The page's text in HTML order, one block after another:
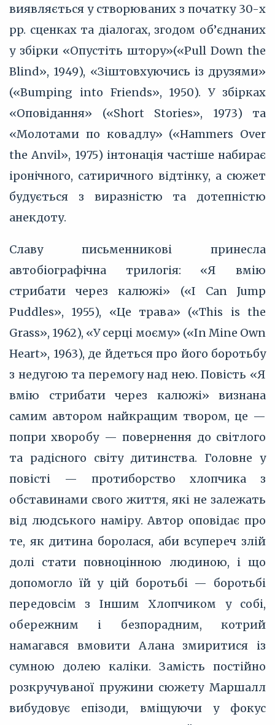
виявляється у створюваних з початку 30-х
pp. сценках та діалогах, згодом об’єднаних
у збірки «Опустіть штору»(«Pull Down the
Blind», 1949), «Зіштовхуючись із друзями»
(«Bumping into Friends», 1950). У збірках
«Оповідання» («Short Stories», 1973) та
«Молотами по ковадлу» («Hammers Over
the Anvil», 1975) інтонація частіше набирає
іронічного, сатиричного відтінку, а сюжет
будується з виразністю та дотепністю
анекдоту.
Славу письменникові принесла
автобіографічна трилогія: «Я вмію
стрибати через калюжі» («І Can Jump
Puddles», 1955), «Це трава» («This is the
Grass», 1962), «У серці моєму» («In Mine Own
Heart», 1963), де йдеться про його боротьбу
з недугою та перемогу над нею. Повість «Я
вмію стрибати через калюжі» визнана
самим автором найкращим твором, це —
попри хворобу — повернення до світлого
та радісного світу дитинства. Головне у
повісті — протиборство хлопчика з
обставинами свого життя, які не залежать
від людського наміру. Автор оповідає про
те, як дитина боролася, аби всупереч злій
долі стати повноцінною людиною, і що
допомогло їй у цій боротьбі — боротьбі
передовсім з Іншим Хлопчиком у собі,
обережним і безпорадним, котрий
намагався вмовити Алана змиритися із
сумною долею каліки. Замість постійно
розкручуваної пружини сюжету Маршалл
вибудовує епізоди, вміщуючи у фокус